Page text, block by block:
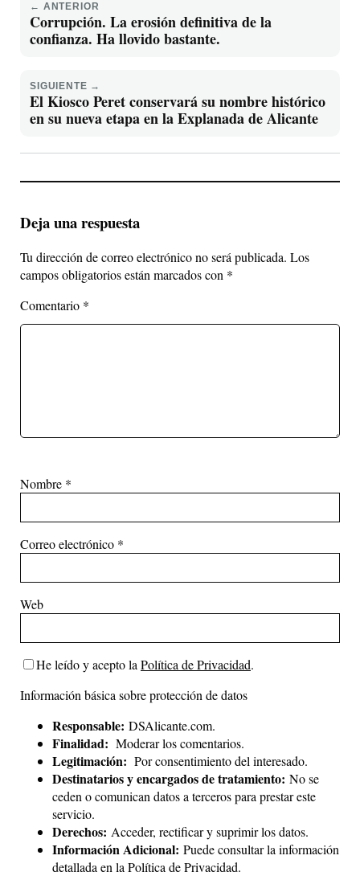
← ANTERIOR
Corrupción. La erosión definitiva de la
confianza. Ha llovido bastante.
SIGUIENTE →
El Kiosco Peret conservará su nombre histórico
en su nueva etapa en la Explanada de Alicante
Deja una respuesta
Tu dirección de correo electrónico no será publicada. Los
campos obligatorios están marcados con *
Comentario *
Nombre *
Correo electrónico *
Web
He leído y acepto la Política de Privacidad.
Información básica sobre protección de datos
Responsable: DSAlicante.com.
Finalidad: Moderar los comentarios.
Legitimación: Por consentimiento del interesado.
Destinatarios y encargados de tratamiento: No se
ceden o comunican datos a terceros para prestar este
servicio.
Derechos: Acceder, rectificar y suprimir los datos.
Información Adicional: Puede consultar la información
detallada en la Política de Privacidad.